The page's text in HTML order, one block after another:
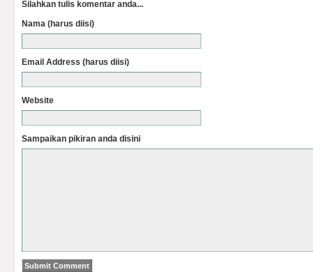
Silahkan tulis komentar anda...
Nama (harus diisi)
Email Address (harus diisi)
Website
Sampaikan pikiran anda disini